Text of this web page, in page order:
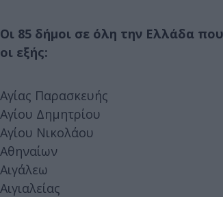
Οι 85 δήμοι σε όλη την Ελλάδα
οι εξής:
Αγίας Παρασκευής
Αγίου Δημητρίου
Αγίου Νικολάου
Αθηναίων
Αιγάλεω
Αιγιαλείας